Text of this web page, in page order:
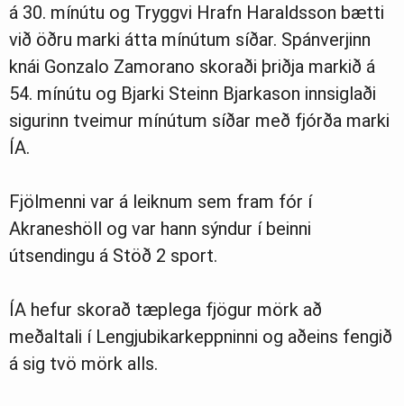
á 30. mínútu og Tryggvi Hrafn Haraldsson bætti
við öðru marki átta mínútum síðar. Spánverjinn
knái Gonzalo Zamorano skoraði þriðja markið á
54. mínútu og Bjarki Steinn Bjarkason innsiglaði
sigurinn tveimur mínútum síðar með fjórða marki
ÍA.
Fjölmenni var á leiknum sem fram fór í
Akraneshöll og var hann sýndur í beinni
útsendingu á Stöð 2 sport.
ÍA hefur skorað tæplega fjögur mörk að
meðaltali í Lengjubikarkeppninni og aðeins fengið
á sig tvö mörk alls.